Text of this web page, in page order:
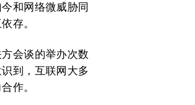
和网络微威胁同
存。
会谈的举办次数
到，互联网大多
作。